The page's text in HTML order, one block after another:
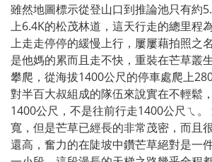
雖然地圖標示從登山口到推論池只有約
上6.4K的松茂林道，這天行走的總里程
上走走停停的緩慢上行，屢屢藉拍照之
是他媽的累而且走不快，重裝在芒草叢
攀爬，從海拔1400公尺的停車處爬上
對半百大叔組成的隊伍來說實在不輕鬆
1400公尺，不是往前行走1400公尺ㄟ
寬，但是芒草已經長的非常茂密，而且
還高，奮力的在陡坡中鑽芒草絕對是一